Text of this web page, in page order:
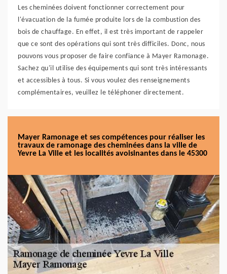
Les cheminées doivent fonctionner correctement pour
l'évacuation de la fumée produite lors de la combustion des
bois de chauffage. En effet, il est très important de rappeler
que ce sont des opérations qui sont très difficiles. Donc, nous
pouvons vous proposer de faire confiance à Mayer Ramonage.
Sachez qu'il utilise des équipements qui sont très intéressants
et accessibles à tous. Si vous voulez des renseignements
complémentaires, veuillez le téléphoner directement.
Mayer Ramonage et ses compétences pour réaliser les
travaux de ramonage des cheminées dans la ville de
Yevre La Ville et les localités avoisinantes dans le 45300